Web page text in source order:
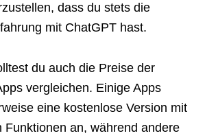
dass du stets die
mit ChatGPT hast.
du auch die Preise der
vergleichen. Einige Apps
eine kostenlose Version mit
Funktionen an, während andere